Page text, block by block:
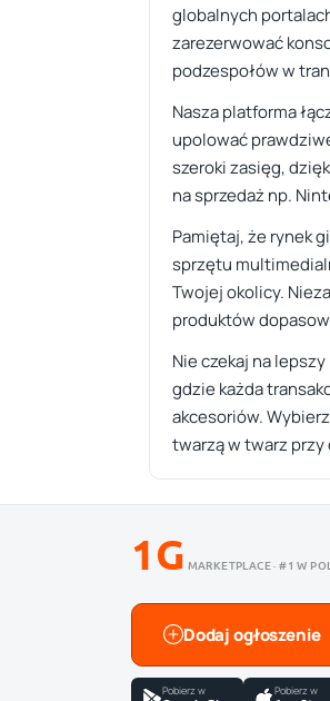
globalnych
zarezerwować
podzespołów w
Nasza platforma
upolować
szeroki zasięg,
na sprzedaż np.
Pamiętaj, że rynek
sprzętu
Twojej okolicy.
produktów
Nie czekaj na
gdzie każda
akcesoriów.
twarzą w twarz
1G MARKETPLACE · #1 W
Dodaj ogłoszenie
Pobierz w Pobierz w